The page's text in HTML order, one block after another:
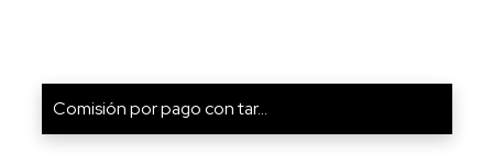
Comisión por pago con tar...